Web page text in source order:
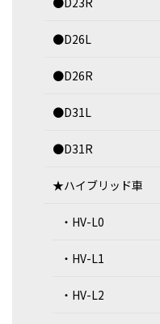
●D26L
●D26R
●D31L
●D31R
★ハイブリッド車
・HV-L0
・HV-L1
・HV-L2